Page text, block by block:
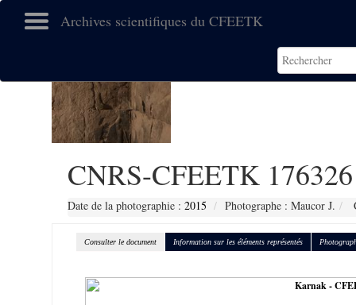
Archives scientifiques du CFEETK
CNRS-CFEETK 176326
Date de la photographie : 2015 Photographe : Maucor J.
Consulter le document Information sur les éléments représentés